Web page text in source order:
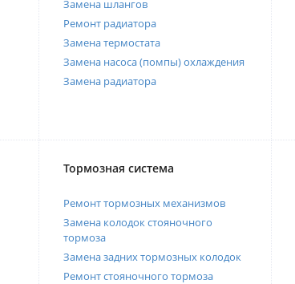
Замена шлангов
Ремонт радиатора
Замена термостата
Замена насоса (помпы) охлаждения
Замена радиатора
Тормозная система
Ремонт тормозных механизмов
Замена колодок стояночного
тормоза
Замена задних тормозных колодок
Ремонт стояночного тормоза